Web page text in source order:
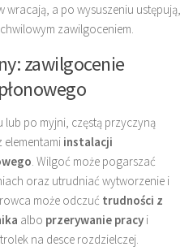
a po wysuszeniu ustępują,
zawilgoceniem.
zawilgocenie
po myjni, częstą przyczyną
instalacji
. Wilgoć może pogarszać
oraz utrudniać wytworzenie i
może odczuć trudności z
albo przerywanie pracy i
na desce rozdzielczej.